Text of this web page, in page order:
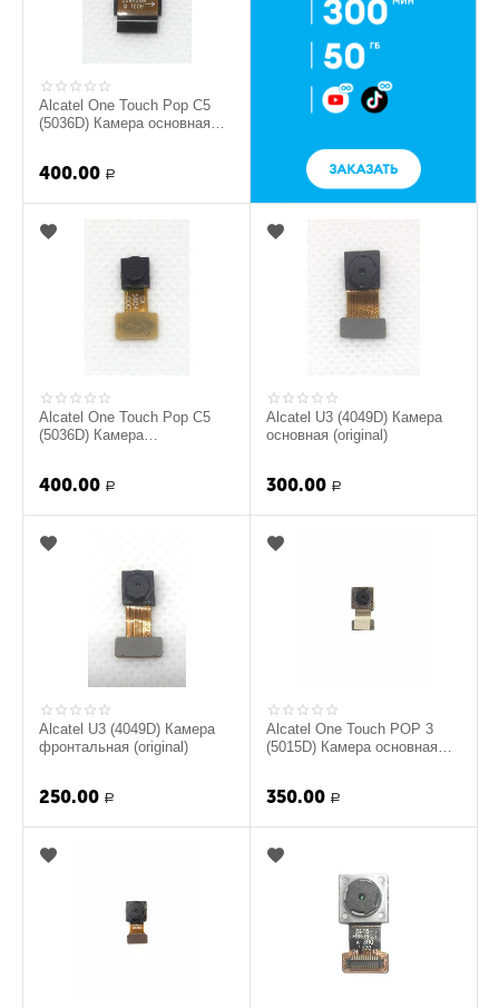
Alcatel One Touch Pop C5
(5036D) Камера основная
400.00 Р
Alcatel One Touch Pop C5
(5036D) Камера
400.00 Р
Alcatel U3 (4049D) Камера
основная (original)
300.00 Р
Alcatel U3 (4049D) Камера
фронтальная (original)
250.00 Р
Alcatel One Touch POP 3
(5015D) Камера основная
350.00 Р